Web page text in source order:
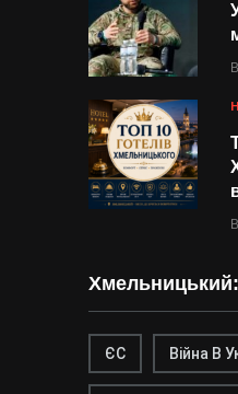
Хмельницький:
ЄС Війна В